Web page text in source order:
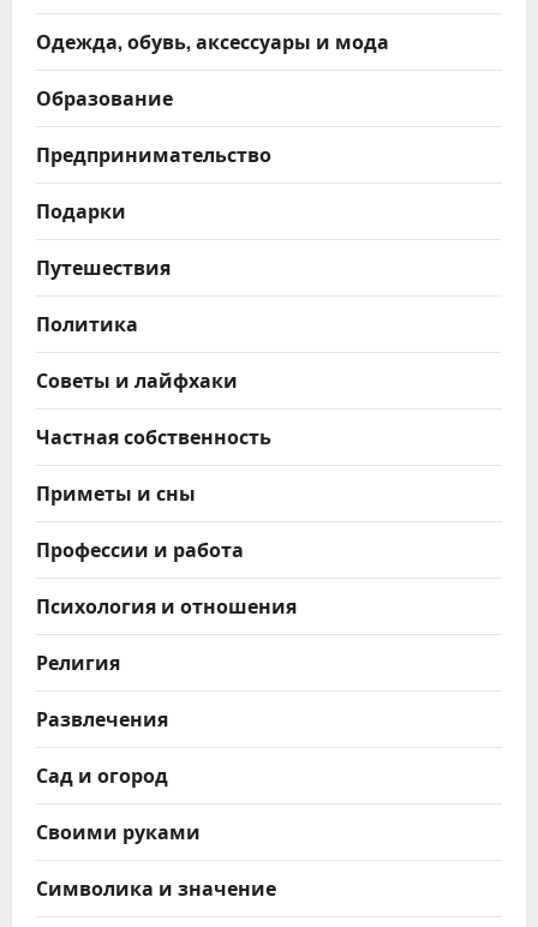
Одежда, обувь, аксессуары и мода
Образование
Предпринимательство
Подарки
Путешествия
Политика
Советы и лайфхаки
Частная собственность
Приметы и сны
Профессии и работа
Психология и отношения
Религия
Развлечения
Сад и огород
Своими руками
Символика и значение